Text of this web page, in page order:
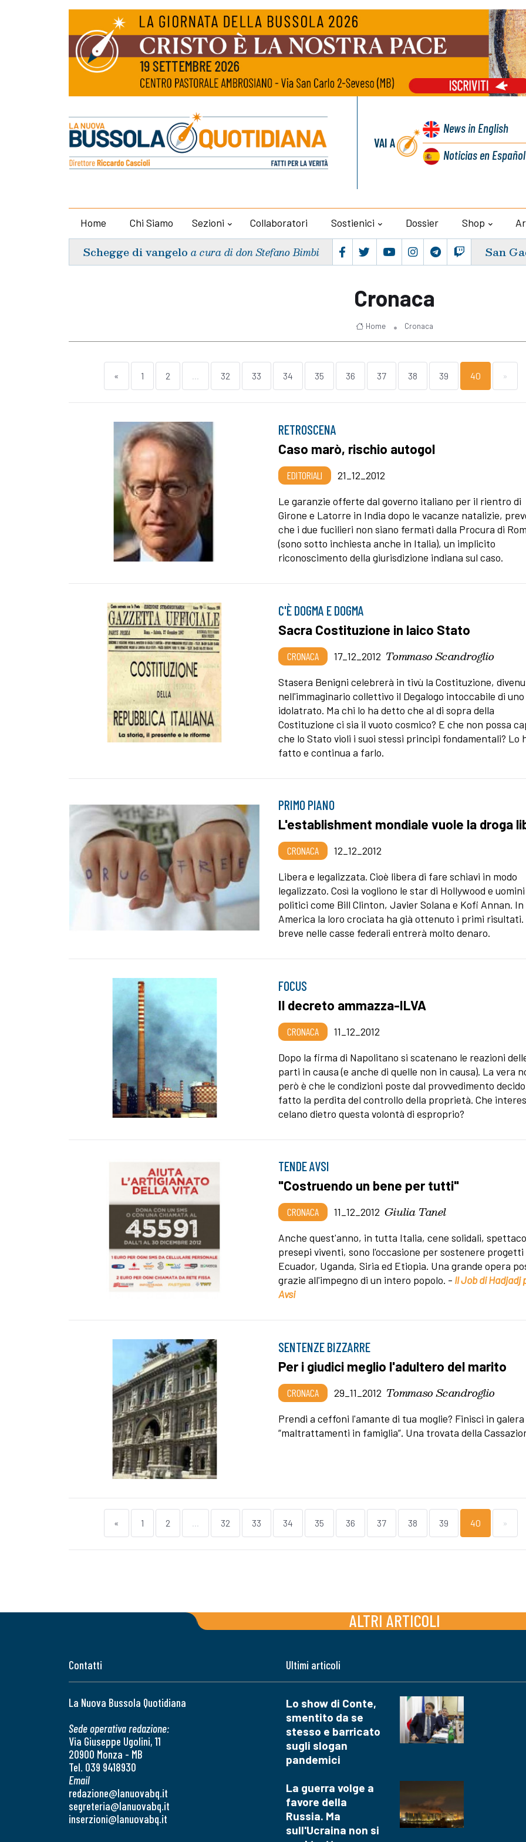
VAI A
Newsin English
Noticiasen Español
Home Chi Siamo Sezioni Collaboratori Sostienici Dossier Shop
Schegge di vangelo a cura di don Stefano Bimbi San
Cronaca
Home Cronaca
« 1 2 ... 32 33 34 35 36 37 38 39 40 »
RETROSCENA
Caso marò, rischio autogol
EDITORIALI
21_12_2012
Le garanzie offerte dal governo italiano per il rientro di
Girone e Latorre in India dopo le vacanze natalizie,
che i due fucilieri non siano fermati dalla Procura di
(sono sotto inchiesta anche in Italia), un implicito
riconoscimento della giurisdizione indiana sul caso.
C'È DOGMA E DOGMA
Sacra Costituzione in laico Stato
CRONACA 17_12_2012 Tommaso Scandroglio
Stasera Benigni celebrerà in tivù la Costituzione,
nell'immaginario collettivo il Degalogo intoccabile di
idolatrato. Ma chi lo ha detto che al di sopra della
Costituzione ci sia il vuoto cosmico? E che non possa
che lo Stato violi i suoi stessi principi fondamentali? Lo
fatto e continua a farlo.
PRIMO PIANO
L'establishment mondiale vuole la droga
CRONACA
12_12_2012
Libera e legalizzata. Cioè libera di fare schiavi in modo
legalizzato. Così la vogliono le star di Hollywood e uomini
politici come Bill Clinton, Javier Solana e Kofi Annan. In
America la loro crociata ha già ottenuto i primi risultati.
breve nelle casse federali entrerà molto denaro.
FOCUS
Il decreto ammazza-ILVA
CRONACA
11_12_2012
Dopo la firma di Napolitano si scatenano le reazioni
parti in causa (e anche di quelle non in causa). La vera
però è che le condizioni poste dal provvedimento
fatto la perdita del controllo della proprietà. Che
celano dietro questa volontà di esproprio?
TENDE AVSI
"Costruendo un bene per tutti"
CRONACA 11_12_2012 Giulia Tanel
Anche quest'anno, in tutta Italia, cene solidali,
presepi viventi, sono l'occasione per sostenere progetti
Ecuador, Uganda, Siria ed Etiopia. Una grande opera
grazie all'impegno di un intero popolo. - Il Job di Hadjadj
Avsi
SENTENZE BIZZARRE
Per i giudici meglio l'adultero del marito
CRONACA 29_11_2012 Tommaso Scandroglio
Prendi a ceffoni l'amante di tua moglie? Finisci in
“maltrattamenti in famiglia”. Una trovata della
« 1 2 ... 32 33 34 35 36 37 38 39 40 »
ALTRI ARTICOLI
Contatti
La Nuova Bussola Quotidiana
Sede operativa redazione:
Via Giuseppe Ugolini, 11
20900 Monza - MB
Tel. 039 9418930
Email
redazione@lanuovabq.it
segreteria@lanuovabq.it
inserzioni@lanuovabq.it
Ultimi articoli
Lo show di Conte,
smentito da se
stesso e barricato
sugli slogan
pandemici
La guerra volge a
favore della
Russia. Ma
sull'Ucraina non si